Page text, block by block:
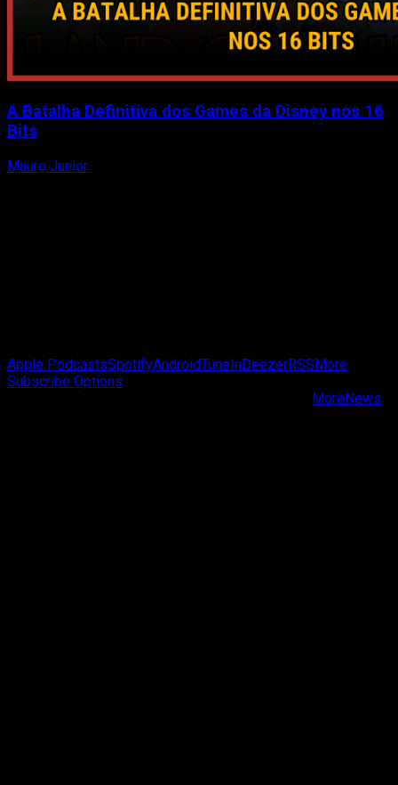
A Batalha Definitiva dos Games da Disney nos 16
Bits
Mauro Junior
Apple PodcastsSpotifyAndroidTuneInDeezerRSSMore
Subscribe Options
MoreNews